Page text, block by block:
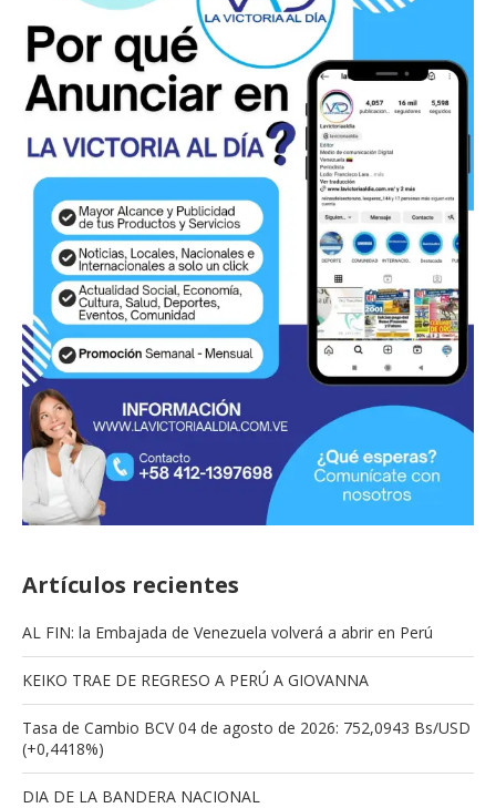
Artículos recientes
AL FIN: la Embajada de Venezuela volverá a abrir en Perú
KEIKO TRAE DE REGRESO A PERÚ A GIOVANNA
Tasa de Cambio BCV 04 de agosto de 2026: 752,0943 Bs/USD
(+0,4418%)
DIA DE LA BANDERA NACIONAL